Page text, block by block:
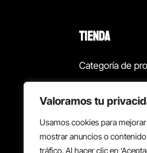
Valoramos tu
Usamos cookies para
mostrar anuncios o
tráfico. Al hacer clic en
TIENDA
Categoría de
¡Las mejores
Back to school